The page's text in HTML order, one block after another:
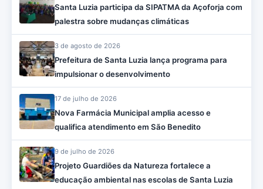
Santa Luzia participa da SIPATMA da Açoforja com
palestra sobre mudanças climáticas
3 de agosto de 2026
Prefeitura de Santa Luzia lança programa para
impulsionar o desenvolvimento
17 de julho de 2026
Nova Farmácia Municipal amplia acesso e
qualifica atendimento em São Benedito
9 de julho de 2026
Projeto Guardiões da Natureza fortalece a
educação ambiental nas escolas de Santa Luzia